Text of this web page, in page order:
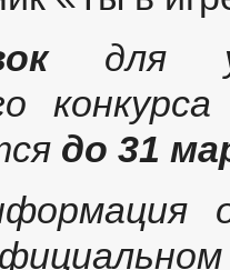
для
до 31